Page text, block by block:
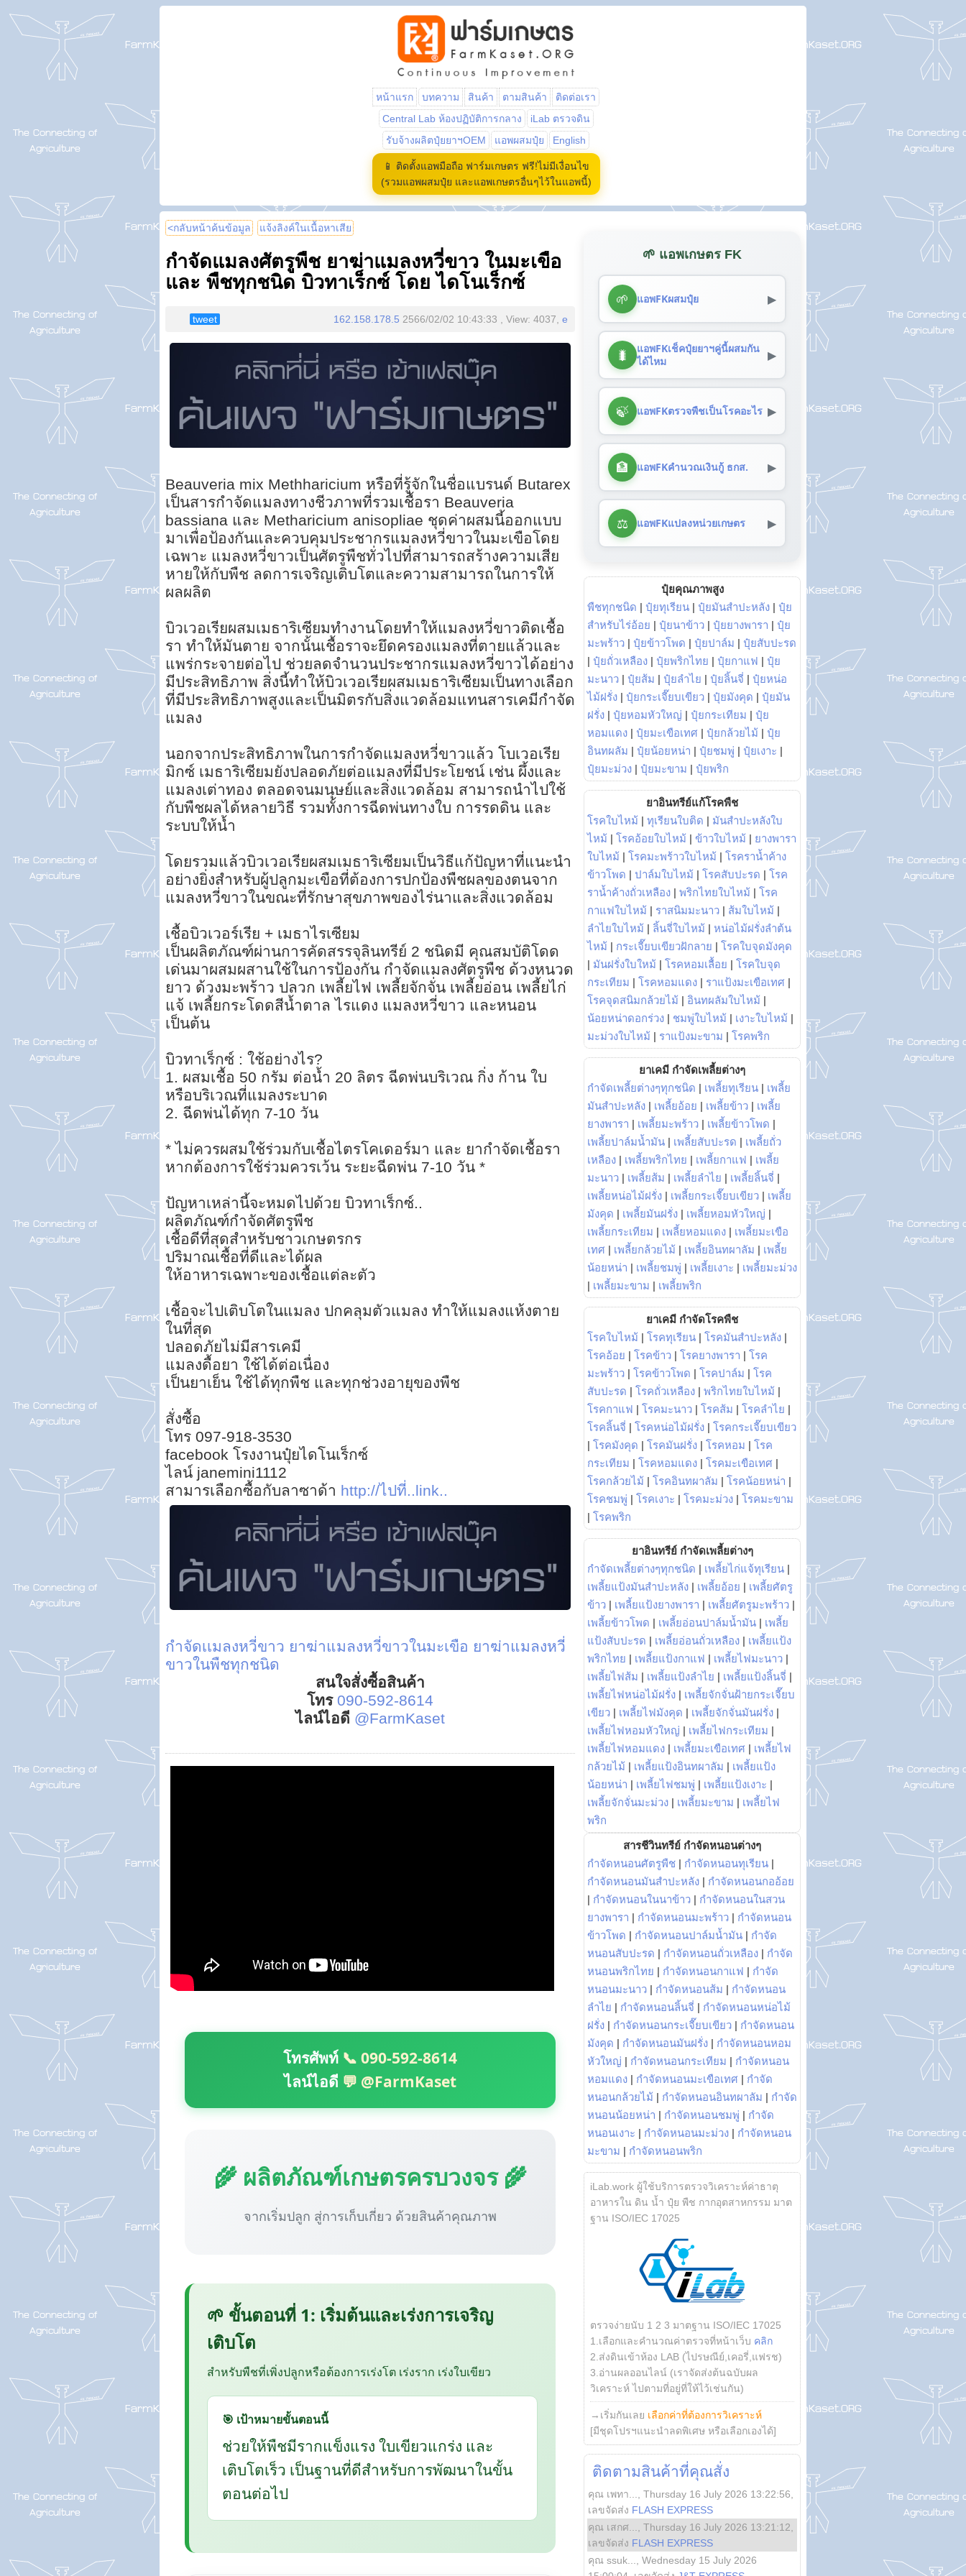
หน้าแรก บทความ สินค้า ตามสินค้า
ติดต่อเรา
Central Lab ห้องปฏิบัติการกลาง
iLab ตรวจดิน
รับจ้างผลิตปุ๋ยยาฯOEM
แอพผสมปุ๋ย English
📱 ติดตั้งแอพมือถือ ฟาร์มเกษตร ฟรี!ไม่มีเงื่อนไข
(รวมแอพผสมปุ๋ย และแอพเกษตรอื่นๆไว้ในแอพนี้)
<กลับหน้าค้นข้อมูล แจ้งลิงค์ในเนื้อหาเสีย
กำจัดแมลงศัตรูพืช ยาฆ่าแมลงหวี่ขาว ในมะเขือ
และ พืชทุกชนิด บิวทาเร็กซ์ โดย ไดโนเร็กซ์
tweet 162.158.178.5 2566/02/02 10:43:33 , View: 4037, e
Beauveria mix Methharicium หรือที่รู้จักในชื่อแบรนด์ Butarex
เป็นสารกำจัดแมลงทางชีวภาพที่รวมเชื้อรา Beauveria
bassiana และ Metharicium anisopliae ชุดค่าผสมนี้ออกแบบ
มาเพื่อป้องกันและควบคุมประชากรแมลงหวี่ขาวในมะเขือโดย
เฉพาะ แมลงหวี่ขาวเป็นศัตรูพืชทั่วไปที่สามารถสร้างความเสีย
หายให้กับพืช ลดการเจริญเติบโตและความสามารถในการให้
ผลผลิต
บิวเวอเรียผสมเมธาริเซียมทำงานโดยทำให้แมลงหวี่ขาวติดเชื้อ
รา ทำให้มันตาย จากนั้นเชื้อราจะยึดครองแมลงที่ตายแล้วและ
แพร่กระจายต่อไป ช่วยลดจำนวนประชากรแมลงหวี่ขาวได้อย่าง
มีประสิทธิภาพ สิ่งนี้ทำให้บิวเวอเรียผสมเมธาริเซียมเป็นทางเลือก
ที่มีประสิทธิภาพสูงและเป็นมิตรกับสิ่งแวดล้อมแทนสารเคมีกำจัด
แมลง
นอกจากประสิทธิภาพในการกำจัดแมลงหวี่ขาวแล้ว โบเวอเรีย
มิกซ์ เมธาริเซียมยังปลอดภัยต่อแมลงที่มีประโยชน์ เช่น ผึ้งและ
แมลงเต่าทอง ตลอดจนมนุษย์และสิ่งแวดล้อม สามารถนำไปใช้
กับพืชผลได้หลายวิธี รวมทั้งการฉีดพ่นทางใบ การรดดิน และ
ระบบให้น้ำ
โดยรวมแล้วบิวเวอเรียผสมเมธาริเซียมเป็นวิธีแก้ปัญหาที่แนะนำ
อย่างยิ่งสำหรับผู้ปลูกมะเขือที่ต้องการปกป้องพืชผลของตนจาก
แมลงหวี่ขาวในขณะที่รักษาสุขภาพของไร่นาและสิ่งแวดล้อม
เชื้อบิวเวอร์เรีย + เมธาไรเซียม
เป็นผลิตภัณฑ์ผ่านการคัดสรรจุลินทรีย์ 2 ชนิดมี คุณสมบัติโดด
เด่นมาผสมผสานใช้ในการป้องกัน กำจัดแมลงศัตรูพืช ด้วงหนวด
ยาว ด้วงมะพร้าว ปลวก เพลี้ยไฟ เพลี้ยจักจั่น เพลี้ยอ่อน เพลี้ยไก่
แจ้ เพลี้ยกระโดดสีน้ำตาล ไรแดง แมลงหวี่ขาว และหนอน
เป็นต้น
บิวทาเร็กซ์ : ใช้อย่างไร?
1. ผสมเชื้อ 50 กรัม ต่อน้ำ 20 ลิตร ฉีดพ่นบริเวณ กิ่ง ก้าน ใบ
หรือบริเวณที่แมลงระบาด
2. ฉีดพ่นได้ทุก 7-10 วัน
* ไม่ควรผสมใช้ร่วมกับเชื้อไตรโคเดอร์มา และ ยากำจัดเชื้อรา
หากต้องการใช้ร่วมควรเว้น ระยะฉีดพ่น 7-10 วัน *
ปัญหาเหล่านี้จะหมดไปด้วย บิวทาเร็กซ์..
ผลิตภัณฑ์กำจัดศัตรูพืช
เชื้อดีที่สุดสำหรับชาวเกษตรกร
ปริมาณเชื้อที่ดีและได้ผล
ให้อาหารเฉพาะของเชื้อแต่ละตัว
เชื้อจะไปเติบโตในแมลง ปกคลุมตัวแมลง ทำให้แมลงแห้งตาย
ในที่สุด
ปลอดภัยไม่มีสารเคมี
แมลงดื้อยา ใช้ได้ต่อเนื่อง
เป็นยาเย็น ใช้ได้ทุกพืช และทุกช่วงอายุของพืช
สั่งซื้อ
โทร 097-918-3530
facebook โรงงานปุ๋ยไดโนเร็กซ์
ไลน์ janemini1112
สามารเลือกซื้อกับลาซาด้า http://ไปที่..link..
กำจัดเเมลงหวี่ขาว ยาฆ่าแมลงหวี่ขาวในมะเขือ ยาฆ่าแมลงหวี่
ขาวในพืชทุกชนิด
สนใจสั่งซื้อสินค้า
โทร 090-592-8614
ไลน์ไอดี @FarmKaset
โทรศัพท์ 📞 090-592-8614
ไลน์ไอดี 💬 @FarmKaset
🌾 ผลิตภัณฑ์เกษตรครบวงจร 🌾
จากเริ่มปลูก สู่การเก็บเกี่ยว ด้วยสินค้าคุณภาพ
🌱 ขั้นตอนที่ 1: เริ่มต้นและเร่งการเจริญ
เติบโต
สำหรับพืชที่เพิ่งปลูกหรือต้องการเร่งโต เร่งราก เร่งใบเขียว
🎯 เป้าหมายขั้นตอนนี้
ช่วยให้พืชมีรากแข็งแรง ใบเขียวแกร่ง และ
เติบโตเร็ว เป็นฐานที่ดีสำหรับการพัฒนาในขั้น
ตอนต่อไป
🌱 แอพเกษตร FK
🌱 แอพFKผสมปุ๋ย ▶
🐛
แอพFKเช็คปุ๋ยยาฯคู่นี้ผสมกัน
ได้ไหม
▶
🍃 แอพFKตรวจพืชเป็นโรคอะไร ▶
🏦 แอพFKคำนวณเงินกู้ ธกส. ▶
⚖️ แอพFKแปลงหน่วยเกษตร ▶
ปุ๋ยคุณภาพสูง
พืชทุกชนิด | ปุ๋ยทุเรียน | ปุ๋ยมันสำปะหลัง | ปุ๋ย
สำหรับไร่อ้อย | ปุ๋ยนาข้าว | ปุ๋ยยางพารา | ปุ๋ย
มะพร้าว | ปุ๋ยข้าวโพด | ปุ๋ยปาล์ม | ปุ๋ยสับปะรด
| ปุ๋ยถั่วเหลือง | ปุ๋ยพริกไทย | ปุ๋ยกาแฟ | ปุ๋ย
มะนาว | ปุ๋ยส้ม | ปุ๋ยลำไย | ปุ๋ยลิ้นจี่ | ปุ๋ยหน่อ
ไม้ฝรั่ง | ปุ๋ยกระเจี๊ยบเขียว | ปุ๋ยมังคุด | ปุ๋ยมัน
ฝรั่ง | ปุ๋ยหอมหัวใหญ่ | ปุ๋ยกระเทียม | ปุ๋ย
หอมแดง | ปุ๋ยมะเขือเทศ | ปุ๋ยกล้วยไม้ | ปุ๋ย
อินทผลัม | ปุ๋ยน้อยหน่า | ปุ๋ยชมพู่ | ปุ๋ยเงาะ |
ปุ๋ยมะม่วง | ปุ๋ยมะขาม | ปุ๋ยพริก
ยาอินทรีย์แก้โรคพืช
โรคใบไหม้ | ทุเรียนใบติด | มันสำปะหลังใบ
ไหม้ | โรคอ้อยใบไหม้ | ข้าวใบไหม้ | ยางพารา
ใบไหม้ | โรคมะพร้าวใบไหม้ | โรคราน้ำค้าง
ข้าวโพด | ปาล์มใบไหม้ | โรคสับปะรด | โรค
ราน้ำค้างถั่วเหลือง | พริกไทยใบไหม้ | โรค
กาแฟใบไหม้ | ราสนิมมะนาว | ส้มใบไหม้ |
ลำไยใบไหม้ | ลิ้นจี่ใบไหม้ | หน่อไม้ฝรั่งลำต้น
ไหม้ | กระเจี๊ยบเขียวฝักลาย | โรคใบจุดมังคุด
| มันฝรั่งใบใหม้ | โรคหอมเลื้อย | โรคใบจุด
กระเทียม | โรคหอมแดง | ราแป้งมะเขือเทศ |
โรคจุดสนิมกล้วยไม้ | อินทผลัมใบไหม้ |
น้อยหน่าดอกร่วง | ชมพู่ใบไหม้ | เงาะใบไหม้ |
มะม่วงใบไหม้ | ราแป้งมะขาม | โรคพริก
ยาเคมี กำจัดเพลี้ยต่างๆ
กำจัดเพลี้ยต่างๆทุกชนิด | เพลี้ยทุเรียน | เพลี้ย
มันสำปะหลัง | เพลี้ยอ้อย | เพลี้ยข้าว | เพลี้ย
ยางพารา | เพลี้ยมะพร้าว | เพลี้ยข้าวโพด |
เพลี้ยปาล์มน้ำมัน | เพลี้ยสับปะรด | เพลี้ยถั่ว
เหลือง | เพลี้ยพริกไทย | เพลี้ยกาแฟ | เพลี้ย
มะนาว | เพลี้ยส้ม | เพลี้ยลำไย | เพลี้ยลิ้นจี่ |
เพลี้ยหน่อไม้ฝรั่ง | เพลี้ยกระเจี๊ยบเขียว | เพลี้ย
มังคุด | เพลี้ยมันฝรั่ง | เพลี้ยหอมหัวใหญ่ |
เพลี้ยกระเทียม | เพลี้ยหอมแดง | เพลี้ยมะเขือ
เทศ | เพลี้ยกล้วยไม้ | เพลี้ยอินทผาลัม | เพลี้ย
น้อยหน่า | เพลี้ยชมพู่ | เพลี้ยเงาะ | เพลี้ยมะม่วง
| เพลี้ยมะขาม | เพลี้ยพริก
ยาเคมี กำจัดโรคพืช
โรคใบไหม้ | โรคทุเรียน | โรคมันสำปะหลัง |
โรคอ้อย | โรคข้าว | โรคยางพารา | โรค
มะพร้าว | โรคข้าวโพด | โรคปาล์ม | โรค
สับปะรด | โรคถั่วเหลือง | พริกไทยใบไหม้ |
โรคกาแฟ | โรคมะนาว | โรคส้ม | โรคลำไย |
โรคลิ้นจี่ | โรคหน่อไม้ฝรั่ง | โรคกระเจี๊ยบเขียว
| โรคมังคุด | โรคมันฝรั่ง | โรคหอม | โรค
กระเทียม | โรคหอมแดง | โรคมะเขือเทศ |
โรคกล้วยไม้ | โรคอินทผาลัม | โรคน้อยหน่า |
โรคชมพู่ | โรคเงาะ | โรคมะม่วง | โรคมะขาม
| โรคพริก
ยาอินทรีย์ กำจัดเพลี้ยต่างๆ
กำจัดเพลี้ยต่างๆทุกชนิด | เพลี้ยไก่แจ้ทุเรียน |
เพลี้ยแป้งมันสำปะหลัง | เพลี้ยอ้อย | เพลี้ยศัตรู
ข้าว | เพลี้ยแป้งยางพารา | เพลี้ยศัตรูมะพร้าว |
เพลี้ยข้าวโพด | เพลี้ยอ่อนปาล์มน้ำมัน | เพลี้ย
แป้งสับปะรด | เพลี้ยอ่อนถั่วเหลือง | เพลี้ยแป้ง
พริกไทย | เพลี้ยแป้งกาแฟ | เพลี้ยไฟมะนาว |
เพลี้ยไฟส้ม | เพลี้ยแป้งลำไย | เพลี้ยแป้งลิ้นจี่ |
เพลี้ยไฟหน่อไม้ฝรั่ง | เพลี้ยจักจั่นฝ้ายกระเจี๊ยบ
เขียว | เพลี้ยไฟมังคุด | เพลี้ยจักจั่นมันฝรั่ง |
เพลี้ยไฟหอมหัวใหญ่ | เพลี้ยไฟกระเทียม |
เพลี้ยไฟหอมแดง | เพลี้ยมะเขือเทศ | เพลี้ยไฟ
กล้วยไม้ | เพลี้ยแป้งอินทผาลัม | เพลี้ยแป้ง
น้อยหน่า | เพลี้ยไฟชมพู่ | เพลี้ยแป้งเงาะ |
เพลี้ยจักจั่นมะม่วง | เพลี้ยมะขาม | เพลี้ยไฟ
พริก
สารชีวินทรีย์ กำจัดหนอนต่างๆ
กำจัดหนอนศัตรูพืช | กำจัดหนอนทุเรียน |
กำจัดหนอนมันสำปะหลัง | กำจัดหนอนกออ้อย
| กำจัดหนอนในนาข้าว | กำจัดหนอนในสวน
ยางพารา | กำจัดหนอนมะพร้าว | กำจัดหนอน
ข้าวโพด | กำจัดหนอนปาล์มน้ำมัน | กำจัด
หนอนสับปะรด | กำจัดหนอนถั่วเหลือง | กำจัด
หนอนพริกไทย | กำจัดหนอนกาแฟ | กำจัด
หนอนมะนาว | กำจัดหนอนส้ม | กำจัดหนอน
ลำไย | กำจัดหนอนลิ้นจี่ | กำจัดหนอนหน่อไม้
ฝรั่ง | กำจัดหนอนกระเจี๊ยบเขียว | กำจัดหนอน
มังคุด | กำจัดหนอนมันฝรั่ง | กำจัดหนอนหอม
หัวใหญ่ | กำจัดหนอนกระเทียม | กำจัดหนอน
หอมแดง | กำจัดหนอนมะเขือเทศ | กำจัด
หนอนกล้วยไม้ | กำจัดหนอนอินทผาลัม | กำจัด
หนอนน้อยหน่า | กำจัดหนอนชมพู่ | กำจัด
หนอนเงาะ | กำจัดหนอนมะม่วง | กำจัดหนอน
มะขาม | กำจัดหนอนพริก
iLab.work ผู้ใช้บริการตรวจวิเคราะห์ค่าธาตุ
อาหารใน ดิน น้ำ ปุ๋ย พืช กากอุตสาหกรรม มาต
ฐาน ISO/IEC 17025
ตรวจง่ายนับ 1 2 3 มาตฐาน ISO/IEC 17025
1.เลือกและคำนวณค่าตรวจที่หน้าเว็บ คลิก
2.ส่งดินเข้าห้อง LAB (ไปรษณีย์,เคอรี่,แฟรช)
3.อ่านผลออนไลน์ (เราจัดส่งต้นฉบับผล
วิเคราะห์ ไปตามที่อยู่ที่ให้ไว้เช่นกัน)
→เริ่มกันเลย เลือกค่าที่ต้องการวิเคราะห์
[มีชุดโปรฯแนะนำลดพิเศษ หรือเลือกเองได้]
ติดตามสินค้าที่คุณสั่ง
คุณ เพทา... Thursday 16 July 2026 13:22:56
เลขจัดส่ง FLASH EXPRESS
คุณ เสกศ...
Thursday 16 July 2026 13:21:12
เลขจัดส่ง FLASH EXPRESS
คุณ ssuk...
Wednesday 15 July 2026